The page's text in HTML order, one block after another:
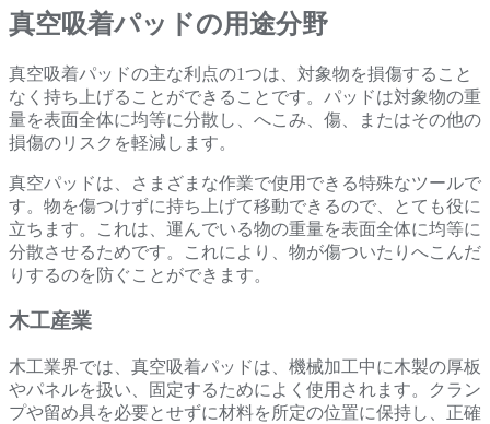
真空吸着パッドの用途分野
真空吸着パッドの主な利点の1つは、対象物を損傷すること
なく持ち上げることができることです。パッドは対象物の重
量を表面全体に均等に分散し、へこみ、傷、またはその他の
損傷のリスクを軽減します。
真空パッドは、さまざまな作業で使用できる特殊なツールで
す。物を傷つけずに持ち上げて移動できるので、とても役に
立ちます。これは、運んでいる物の重量を表面全体に均等に
分散させるためです。これにより、物が傷ついたりへこんだ
りするのを防ぐことができます。
木工産業
木工業界では、真空吸着パッドは、機械加工中に木製の厚板
やパネルを扱い、固定するためによく使用されます。クラン
プや留め具を必要とせずに材料を所定の位置に保持し、正確